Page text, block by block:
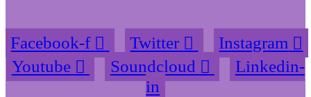
Facebook-f Twitter
Instagram
Youtube
Soundcloud
Linkedin-
in